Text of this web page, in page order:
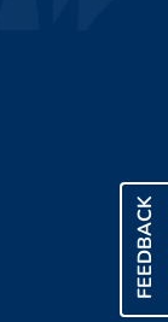
FEEDBACK